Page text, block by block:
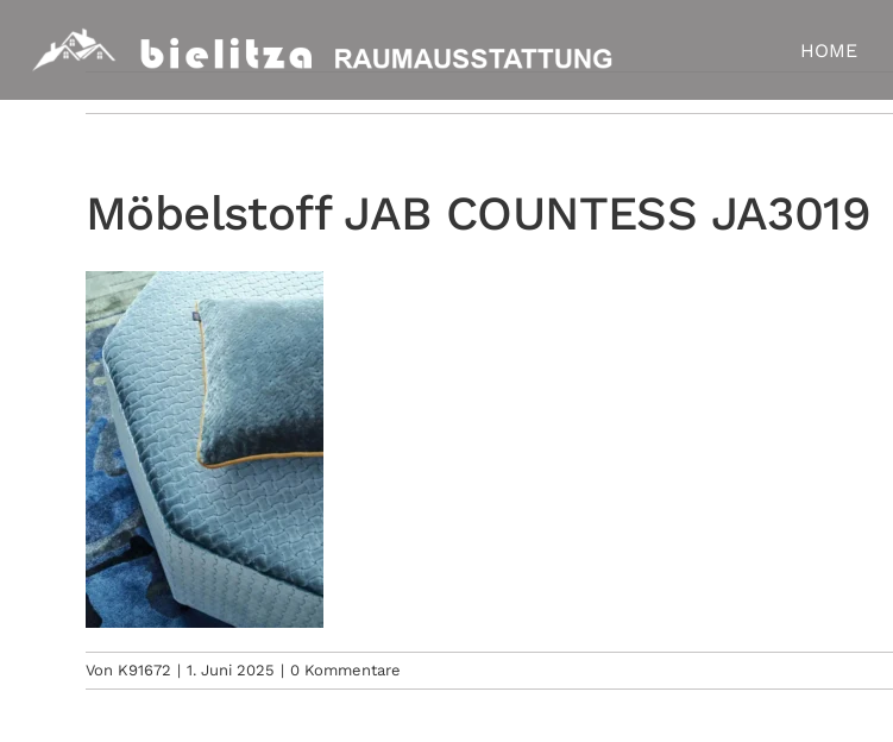
Inhalt
HOME
Möbelstoff JAB COUNTESS JA3019
Von K91672 | 1. Juni 2025 | 0 Kommentare